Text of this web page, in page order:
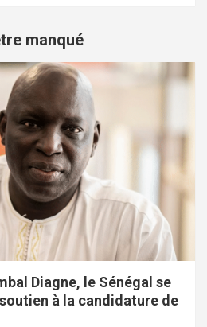
manqué
Diagne, le Sénégal se
à la candidature de